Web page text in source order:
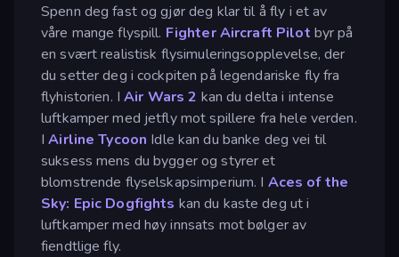
Spenn deg fast og gjør deg klar til å fly i et av
våre mange flyspill. Fighter Aircraft Pilot byr på
en svært realistisk flysimuleringsopplevelse, der
du setter deg i cockpiten på legendariske fly fra
flyhistorien. IAir Wars 2 kan du delta i intense
luftkamper med jetfly mot spillere fra hele verden.
IAirline Tycoon Idle kan du banke deg vei til
suksess mens du bygger og styrer et
blomstrende flyselskapsimperium. I Aces of the
Sky: Epic Dogfights kan du kaste deg ut i
luftkamper med høy innsats mot bølger av
fiendtlige fly.